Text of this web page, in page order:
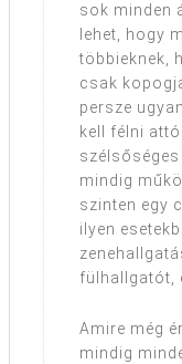
sok minden
lehet, hogy
többieknek,
csak
persze
kell félni
mindig
szinten egy
ilyen
fülhallgatót,
Amire még
mindig